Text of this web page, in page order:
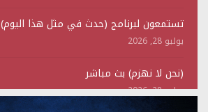
تستمعون لبرنامج (حدث في مثل هذا اليوم)
يوليو 28, 2026
(نحن لا نهزم) بث مباشر
يوليو 28, 2026